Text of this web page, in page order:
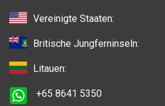
Vereinigte Staaten:
Britische Jungferninseln:
Litauen:
+65 8641 5350